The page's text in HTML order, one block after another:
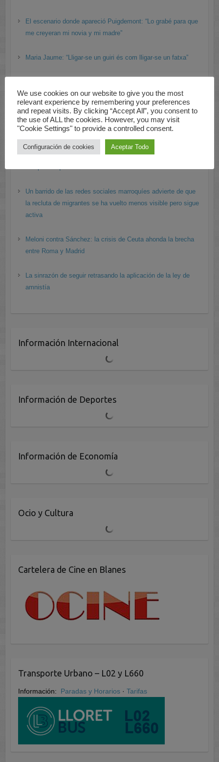
El escenario donde apareció Puigdemont: “Lo grabé para que
me creyeran mi novia y mi madre”
Maria Jaume: “Lligar-se un guiri és com lligar-se un fatxa”
Información de España
La misma crisis en Ceuta en un mundo diferente
Lourdes Reyzábal: “Nadie pagaría a una mafia por entrar por
Un barrido de las redes sociales marroquíes advierte de que
la recluta de migrantes se ha vuelto menos visible pero sigue
activa
Meloni contra Sánchez: la crisis de Ceuta ahonda la brecha
entre Roma y Madrid
La sinrazón de seguir retrasando la aplicación de la ley de
amnistía
Información Internacional
Información de Deportes
Información de Economía
Ocio y Cultura
Cartelera de Cine en Blanes
Transporte Urbano – L02 y L660
Información: Paradas y Horarios · Tarifas
We use cookies on our website to give you the most
relevant experience by remembering your preferences
and repeat visits. By clicking “Accept All”, you consent to
the use of ALL the cookies. However, you may visit
"Cookie Settings" to provide a controlled consent.
Configuración de cookies Aceptar Todo